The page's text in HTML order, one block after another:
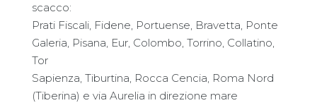
scacco:
Prati Fiscali, Fidene, Portuense, Bravetta, Ponte
Galeria, Pisana, Eur, Colombo, Torrino, Collatino,
Tor
Sapienza, Tiburtina, Rocca Cencia, Roma Nord
(Tiberina) e via Aurelia in direzione mare